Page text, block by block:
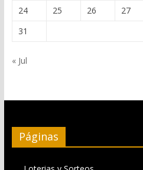
24
25 26 27
31
« Jul
Páginas